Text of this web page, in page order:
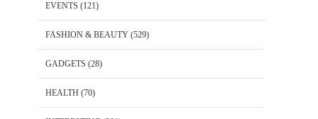
EVENTS (121)
FASHION & BEAUTY (529)
GADGETS (28)
HEALTH (70)